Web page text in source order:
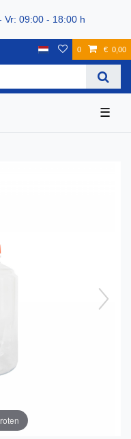
09:00 - 18:00 h
0 € 0,00
☰